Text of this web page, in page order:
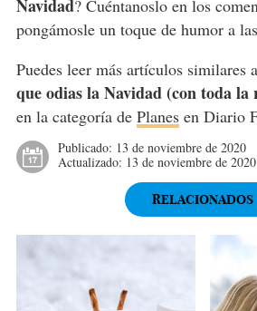
Navidad? Cuéntanoslo en los
pongámosle un toque de humor a
Puedes leer más artículos similares a
que odias la Navidad (con toda la
en la categoría de Planesen Diario
Publicado: 13 de noviembre de 2020
Actualizado: 13 de noviembre de 2020
RELACIONADOS